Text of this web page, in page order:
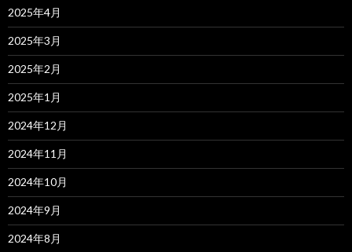
2025年4月
2025年3月
2025年2月
2025年1月
2024年12月
2024年11月
2024年10月
2024年9月
2024年8月